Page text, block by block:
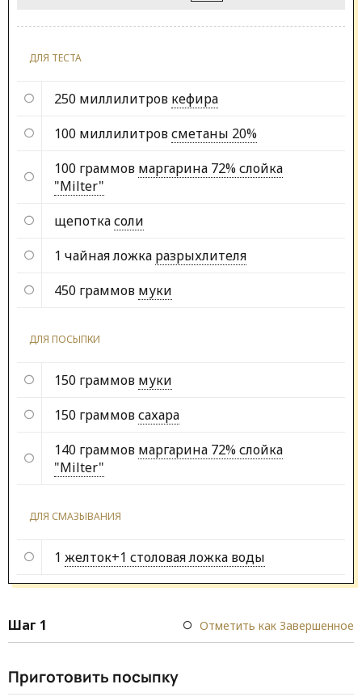
ДЛЯ ТЕСТА
250 миллилитров кефира
100 миллилитровсметаны 20%
100 граммов маргарина 72% слойка
"Milter"
щепоткасоли
1 чайная ложка разрыхлителя
450 граммов муки
ДЛЯ ПОСЫПКИ
150 граммов муки
150 граммовсахара
140 граммов маргарина 72% слойка
"Milter"
ДЛЯ СМАЗЫВАНИЯ
1 желток+1 столовая ложка воды
Шаг 1 Отметить как Завершенное
Приготовить посыпку